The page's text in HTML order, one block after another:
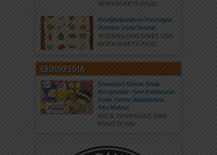
WORKSHEETS PAUD...
Menghubungkan Pasangan
Gambar yang Sesuai
DOWNLOAD PAKET 1001
WORKSHEETS PAUD...
EBOOKPEDIA
Download Ebook Anak
Bergambar: Seri Kebiasaan
Anak Saleh; Bagaimana
Aku Makan
BACA, DOWNLOAD, DAN
PRINT DI SINI